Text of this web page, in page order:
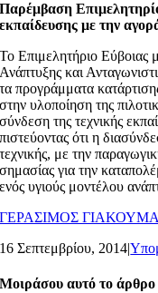
Παρέμβαση
εκπαίδευσης με την
Το Επιμελητήριο Εύβοιας
Ανάπτυξης και
τα προγράμματα
στην υλοποίηση της
σύνδεση της τεχνικής
πιστεύοντας ότι η
τεχνικής, με την
σημασίας για την
ενός υγιούς μοντέλου
ΓΕΡΑΣΙΜΟΣ
16 Σεπτεμβρίου, 2014|
Μοιράσου αυτό το άρθρο